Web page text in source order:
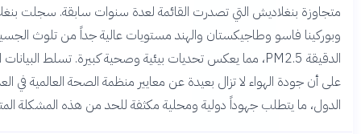
بنغلاديش التي تصدرت القائمة لعدة سنوات سابقة. سجلت بنغلاديش
فاسو وطاجيكستان والهند مستويات عالية جداً من تلوث الجسيمات
الدقيقة PM2.5، مما يعكس تحديات بيئية وصحية كبيرة. تسلط البيانات الضوء
الهواء لا تزال بعيدة عن معايير منظمة الصحة العالمية في العديد من
ما يتطلب جهوداً دولية ومحلية مكثفة للحد من هذه المشكلة المتفاقمة.